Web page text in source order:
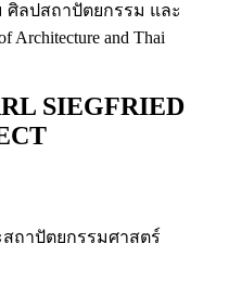
ศิลปสถาปัตยกรรม และ
and Thai
SIEGFRIED
ถาปัตยกรรมศาสตร์